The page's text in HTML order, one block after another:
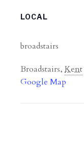
LOCAL
broadstairs
Broadstairs, Kent
Google Map